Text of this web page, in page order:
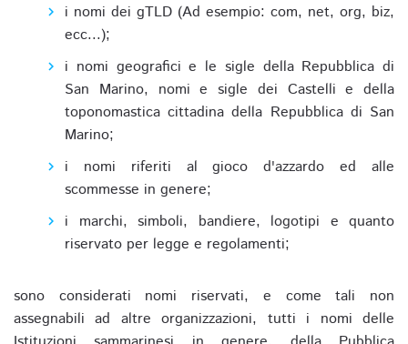
i nomi dei gTLD (Ad esempio: com, net, org, biz,
ecc...);
i nomi geografici e le sigle della Repubblica di
San Marino, nomi e sigle dei Castelli e della
toponomastica cittadina della Repubblica di San
Marino;
i nomi riferiti al gioco d'azzardo ed alle
scommesse in genere;
i marchi, simboli, bandiere, logotipi e quanto
riservato per legge e regolamenti;
sono considerati nomi riservati, e come tali non
assegnabili ad altre organizzazioni, tutti i nomi delle